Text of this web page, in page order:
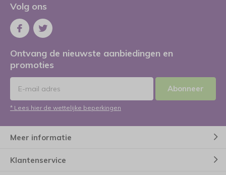
Volg ons
Ontvang de nieuwste aanbiedingen en
promoties
Abonneer
* Lees hier de wettelijke beperkingen
Meer informatie
Klantenservice